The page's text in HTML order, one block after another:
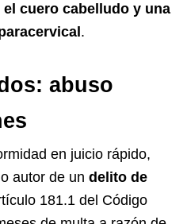
cuero cabelludo y una
.
abuso
en juicio rápido,
autor de un delito de
181.1 del Código